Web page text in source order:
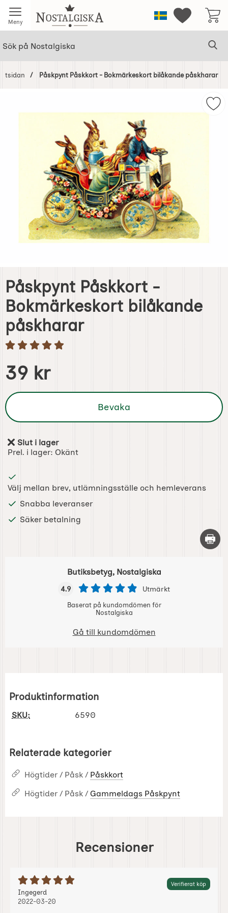
Meny Startsidan för NostalgiskaSverigeMina
Påskpynt Påskkort - Bokmärkeskort bilåkande påskharar
Bilder
Påskpynt Påskkort -
Bokmärkeskort bilåkande
påskharar
Handla denna produkt Påskpynt Påskkort -
pris
39 kr
Bevaka
Tillgänglighet:
Slut i lager
Prel. i lager: Okänt
Välj mellan brev, utlämningsställe och hemleverans
Snabba leveranser
Säker betalning
Skriv
Butiksbetyg, Nostalgiska
4.9 Utmärkt
Baserat på kundomdömen för
Nostalgiska
Gå till kundomdömen
Produktinformation
SKU: 6590
Relaterade kategorier
Högtider / Påsk / Påskkort
Högtider / Påsk / Gammeldags Påskpynt
Recensioner
Betyg: 5 Stjärnor av 5 Verifierat köp
Recension av:
Ingegerd, 2022-03-20
, 2022-03-20
2022-03-20